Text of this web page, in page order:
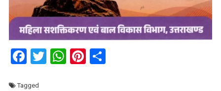
Facebook
Twitter
WhatsApp
Pinterest
Share
Tagged